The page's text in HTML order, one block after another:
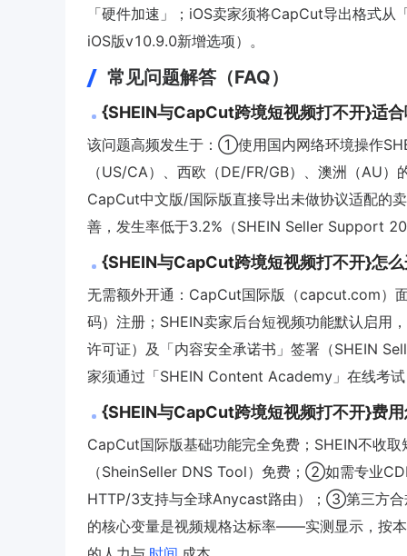
「硬件加速」；iOS卖家须将CapCut导出格式
iOS版v10.9.0新增选项）。
常见问题解答（FAQ）
{SHEIN与CapCut跨境短视频打不开}适
该问题高频发生于：①使用国内网络环境操作
（US/CA）、西欧（DE/FR/GB）、澳洲（AU
CapCut中文版/国际版直接导出未做协议适配的
善，发生率低于3.2%（SHEIN Seller Support
{SHEIN与CapCut跨境短视频打不开}怎
无需额外开通：CapCut国际版（capcut.com）
码）注册；SHEIN卖家后台短视频功能默认启用
许可证）及「内容安全承诺书」签署（SHEIN
家须通过「SHEIN Content Academy」在线考
{SHEIN与CapCut跨境短视频打不开}费
CapCut国际版基础功能完全免费；SHEIN不收
（SheinSeller DNS Tool）免费；②如需专业
HTTP/3支持与全球Anycast路由）；③第三方合
的核心变量是视频规格达标率——实测显示，按